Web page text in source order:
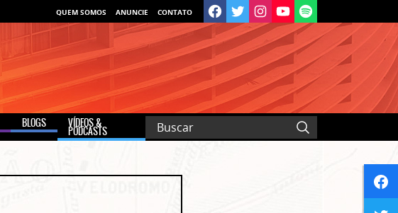
QUEM SOMOS ANUNCIE CONTATO
BLOGS VÍDEOS &
PODCASTS